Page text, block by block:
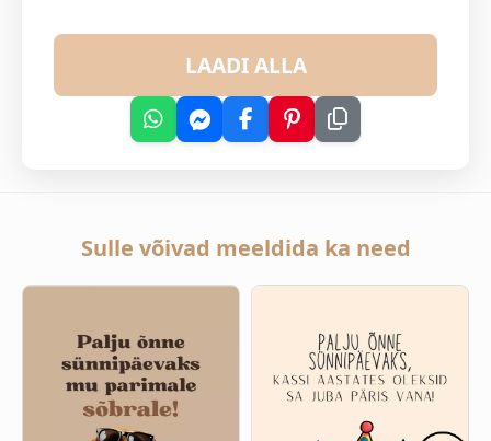
LAADI ALLA
Sulle võivad meeldida ka need